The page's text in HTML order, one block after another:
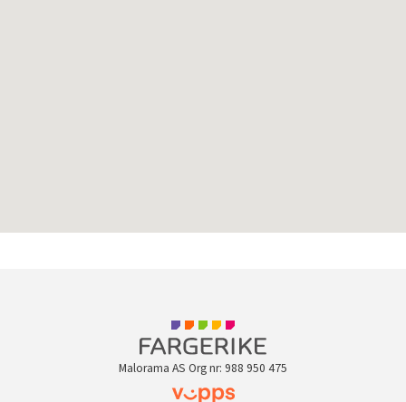
Malorama AS Org nr: 988 950 475